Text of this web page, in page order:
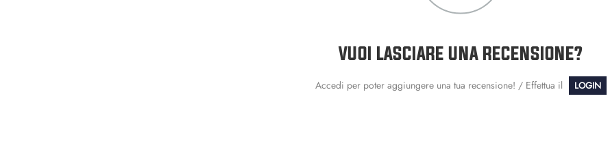
VUOI LASCIARE UNA RECENSIONE?
Accedi per poter aggiungere una tua recensione! / Effettua il LOGIN